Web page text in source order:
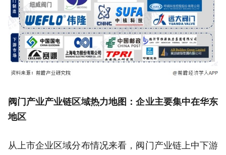
阀门产业产业链区域热力地图：企业主要集中在华东
地区
从上市企业区域分布情况来看，阀门产业链上中下游